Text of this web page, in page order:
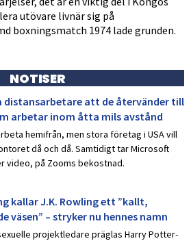
utövare livnär sig på
boxningsmatch 1974 lade grunden.
NOTISER
distansarbetare att de återvänder till
arbetar inom åtta mils avstånd
hemifrån, men stora företag i USA vill
då och då. Samtidigt tar Microsoft
video, på Zooms bekostnad.
kallar J.K. Rowling ett ”kallt,
väsen” – stryker nu hennes namn
projektledare präglas Harry Potter-